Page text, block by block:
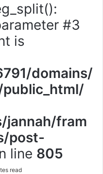
#3
is
domains/
jannah/fram
post-
line 805
read